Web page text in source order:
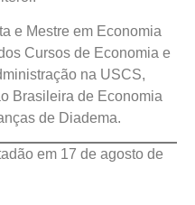
e Mestre em Economia
Cursos de Economia e
na USCS,
Brasileira de Economia
de Diadema.
em 17 de agosto de